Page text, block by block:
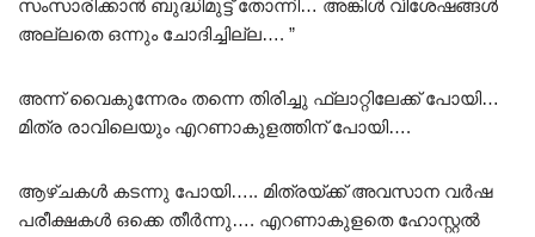
സംസാരിക്കാൻ ബുദ്ധിമുട്ട് തോന്നി… അങ്കിൾ വിശേഷങ്ങൾ
അല്ലതെ ഒന്നും ചോദിച്ചില്ല…. ”
അന്ന് വൈകുന്നേരം തന്നെ തിരിച്ചു ഫ്ലാറ്റിലേക്ക് പോയി…
മിത്ര രാവിലെയും എറണാകുളത്തിന് പോയി….
ആഴ്ചകൾ കടന്നു പോയി….. മിത്രയ്ക്ക് അവസാന വർഷ
പരീക്ഷകൾ ഒക്കെ തീർന്നു…. എറണാകുളതെ ഹോസ്റ്റൽ